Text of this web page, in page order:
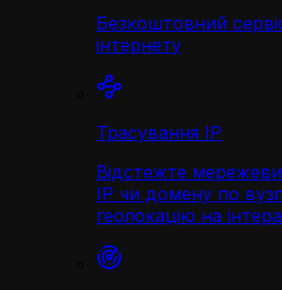
Безкоштовний
інтернету
Трасування IP
Відстежте
IP чи домену по
геолокацію на